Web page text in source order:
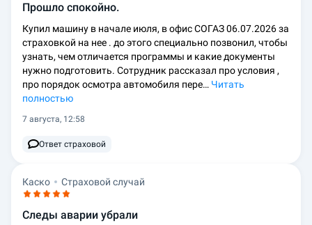
Прошло спокойно.
Купил машину в начале июля, в офис СОГАЗ 06.07.2026 за
страховкой на нее . до этого специально позвонил, чтобы
узнать, чем отличается программы и какие документы
нужно подготовить. Сотрудник рассказал про условия ,
про порядок осмотра автомобиля пере… Читать
полностью
7 августа, 12:58
Ответ страховой
Каско Страховой случай
Следы аварии убрали